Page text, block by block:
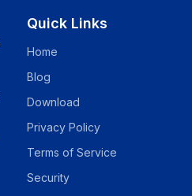
Quick Links
Home
Blog
Download
Privacy Policy
Terms of Service
Security